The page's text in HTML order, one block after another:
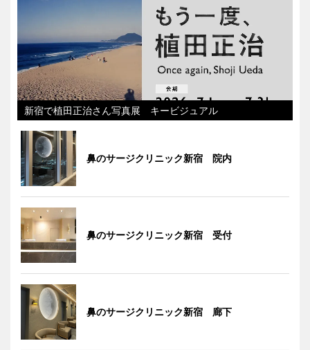
新宿で植田正治さん写真展 キービジュアル
鼻のサージクリニック新宿 院内
鼻のサージクリニック新宿 受付
鼻のサージクリニック新宿 廊下